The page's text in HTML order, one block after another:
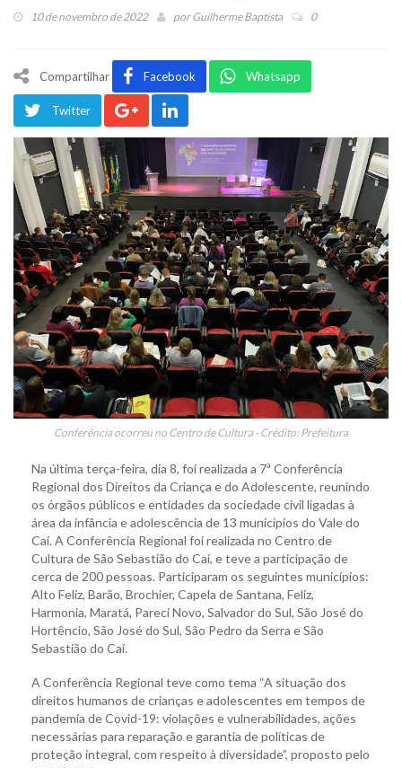
10 de novembro de 2022 porGuilherme Baptista 0
Compartilhar Facebook Whatsapp
Twitter
Conferência ocorreu no Centro de Cultura - Crédito: Prefeitura
Na última terça-feira, dia 8, foi realizada a 7ª Conferência
Regional dos Direitos da Criança e do Adolescente, reunindo
os órgãos públicos e entidades da sociedade civil ligadas à
área da infância e adolescência de 13 municípios do Vale do
Caí. A Conferência Regional foi realizada no Centro de
Cultura de São Sebastião do Caí, e teve a participação de
cerca de 200 pessoas. Participaram os seguintes municípios:
Alto Feliz, Barão, Brochier, Capela de Santana, Feliz,
Harmonia, Maratá, Pareci Novo, Salvador do Sul, São José do
Hortêncio, São José do Sul, São Pedro da Serra e São
Sebastião do Caí.
A Conferência Regional teve como tema “A situação dos
direitos humanos de crianças e adolescentes em tempos de
pandemia de Covid-19: violações e vulnerabilidades, ações
necessárias para reparação e garantia de políticas de
proteção integral, com respeito à diversidade”, proposto pelo